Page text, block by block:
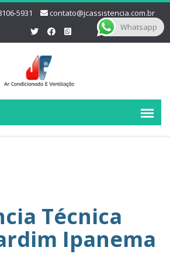
5931 contato@jcassistencia.com.br
Técnica
Ipanema
Whatsapp